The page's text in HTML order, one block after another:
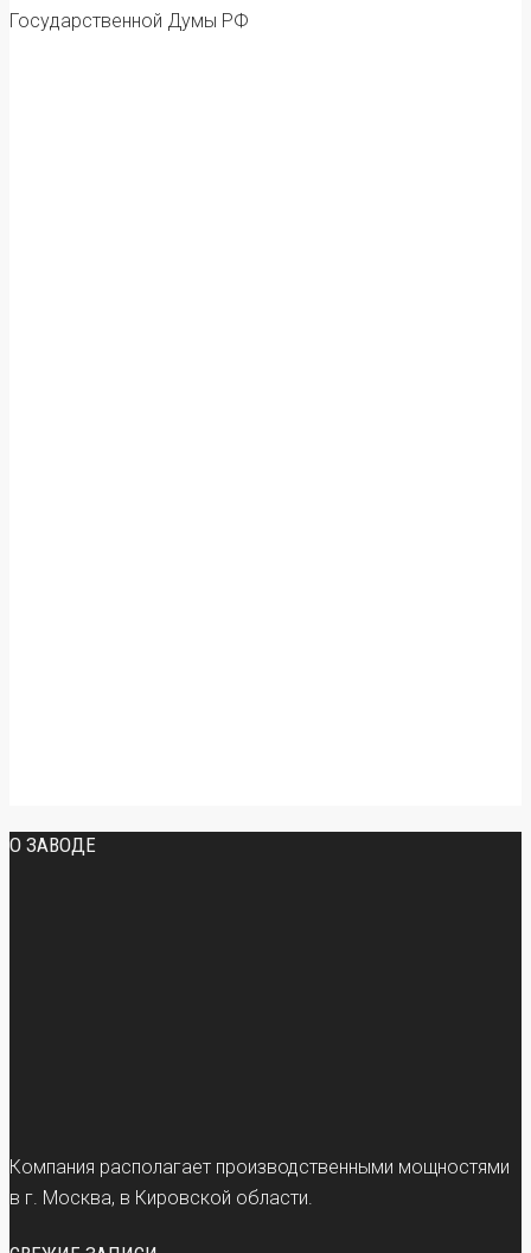
Государственной Думы РФ
О ЗАВОДЕ
Компания располагает производственными мощностями
в г. Москва, в Кировской области.